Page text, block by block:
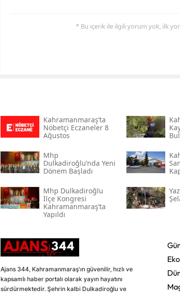
* Bu içerik ile ilgili yorum yok, ilk
Kahramanmaraş’ta
Nöbetçi Eczaneler 8
Ağustos
Mhp
Dulkadiroğlu’nda Yeni
Dönem Başladı
Mhp Dulkadiroğlu
İlçe Kongresi
Kahramanmaraş’ta
Yapıldı
Ajans 344, Kahramanmaraş'ın güvenilir, hızlı ve
kapsamlı haber portalı olarak yayın hayatını
sürdürmektedir. Şehrin kalbi Dulkadiroğlu ve